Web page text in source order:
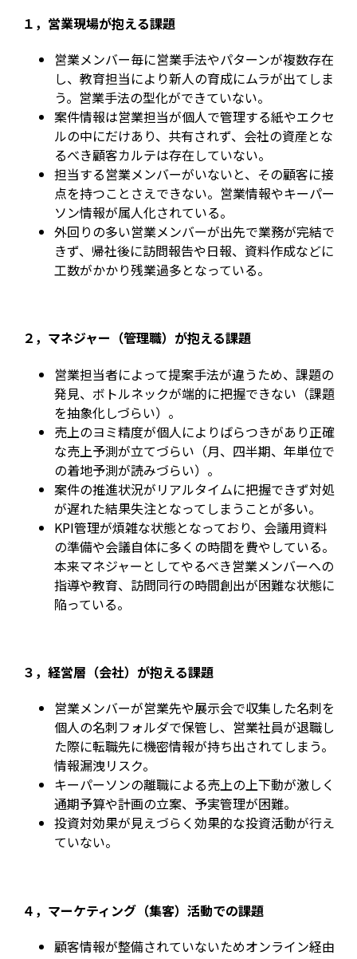
１，営業現場が抱える課題
営業メンバー毎に営業手法やパターンが複数存在
し、教育担当により新人の育成にムラが出てしま
う。営業手法の型化ができていない。
案件情報は営業担当が個人で管理する紙やエクセ
ルの中にだけあり、共有されず、会社の資産とな
るべき顧客カルテは存在していない。
担当する営業メンバーがいないと、その顧客に接
点を持つことさえできない。営業情報やキーパー
ソン情報が属人化されている。
外回りの多い営業メンバーが出先で業務が完結で
きず、帰社後に訪問報告や日報、資料作成などに
工数がかかり残業過多となっている。
２，マネジャー（管理職）が抱える課題
営業担当者によって提案手法が違うため、課題の
発見、ボトルネックが端的に把握できない（課題
を抽象化しづらい）。
売上のヨミ精度が個人によりばらつきがあり正確
な売上予測が立てづらい（月、四半期、年単位で
の着地予測が読みづらい）。
案件の推進状況がリアルタイムに把握できず対処
が遅れた結果失注となってしまうことが多い。
KPI管理が煩雑な状態となっており、会議用資料
の準備や会議自体に多くの時間を費やしている。
本来マネジャーとしてやるべき営業メンバーへの
指導や教育、訪問同行の時間創出が困難な状態に
陥っている。
３，経営層（会社）が抱える課題
営業メンバーが営業先や展示会で収集した名刺を
個人の名刺フォルダで保管し、営業社員が退職し
た際に転職先に機密情報が持ち出されてしまう。
情報漏洩リスク。
キーパーソンの離職による売上の上下動が激しく
通期予算や計画の立案、予実管理が困難。
投資対効果が見えづらく効果的な投資活動が行え
ていない。
４，マーケティング（集客）活動での課題
顧客情報が整備されていないためオンライン経由